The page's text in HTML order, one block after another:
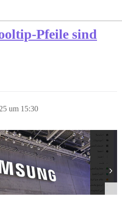
Pfeile sind
um 15:30